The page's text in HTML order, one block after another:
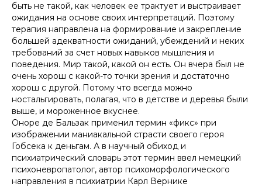
быть не такой, как человек ее трактует и выстраивает
ожидания на основе своих интерпретаций. Поэтому
терапия направлена на формирование и закрепление
большей адекватности ожиданий, убеждений и неких
требований за счет новых навыков мышления и
поведения. Мир такой, какой он есть. Он вчера был не
очень хорош с какой-то точки зрения и достаточно
хорош с другой. Потому что всегда можно
ностальгировать, полагая, что в детстве и деревья были
выше, и мороженное вкуснее.
Оноре де Бальзак применил термин «фикс» при
изображении маниакальной страсти своего героя
Гобсека к деньгам. А в научный обиход и
психиатрический словарь этот термин ввел немецкий
психоневропатолог, автор психоморфологического
направления в психиатрии Карл Вернике